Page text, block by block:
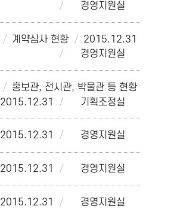
경영지원실
계약심사 현황
2015.12.31
경영지원실
홍보관, 전시관, 박물관 등 현황
2015.12.31
기획조정실
2015.12.31 경영지원실
2015.12.31 경영지원실
2015.12.31 경영지원실